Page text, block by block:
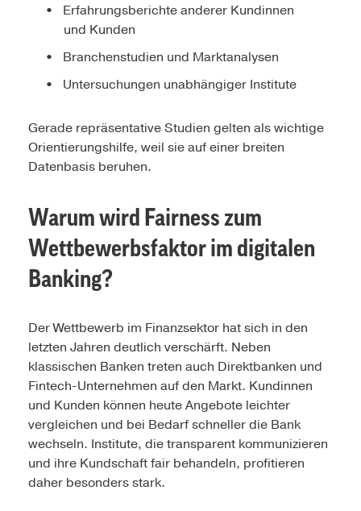
Erfahrungsberichte anderer Kundinnen
und Kunden
Branchenstudien und Marktanalysen
Untersuchungen unabhängiger Institute
Gerade repräsentative Studien gelten als wichtige
Orientierungshilfe, weil sie auf einer breiten
Datenbasis beruhen.
Warum wird Fairness zum
Wettbewerbsfaktor im digitalen
Banking?
Der Wettbewerb im Finanzsektor hat sich in den
letzten Jahren deutlich verschärft. Neben
klassischen Banken treten auch Direktbanken und
Fintech-Unternehmen auf den Markt. Kundinnen
und Kunden können heute Angebote leichter
vergleichen und bei Bedarf schneller die Bank
wechseln. Institute, die transparent kommunizieren
und ihre Kundschaft fair behandeln, profitieren
daher besonders stark.